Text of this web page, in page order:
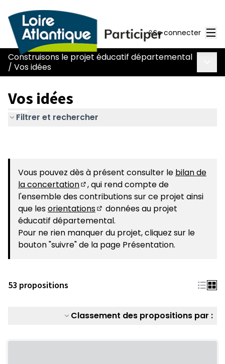
Se connecter
Construisons le projet éducatif départemental
/ Vos idées
Vos idées
Filtrer et rechercher
Vous pouvez dès à présent consulter le bilan de
la concertation
(S'ouvre dans un nouvel onglet)
, qui rend compte de
l'ensemble des contributions sur ce projet ainsi
que lesorientations
(S'ouvre dans un nouvel onglet)
données au projet
éducatif départemental.
Pour ne rien manquer du projet, cliquez sur le
bouton "suivre" de la page Présentation.
53 propositions
Classement des propositions par :